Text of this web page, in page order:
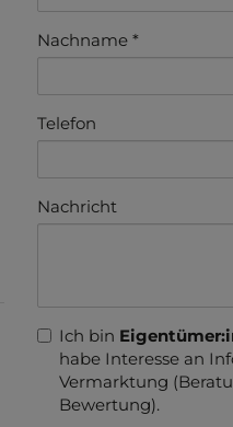
Nachname
Telefon
Nachricht
Ich bin
habe Interesse an
Vermarktung
Bewertung).